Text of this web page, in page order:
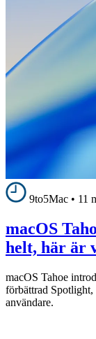
9to5Mac • 11
macOS
helt, här är
macOS Tahoe
förbättrad
användare.